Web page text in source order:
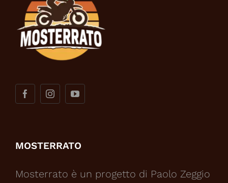
MOSTERRATO
Mosterrato è un progetto di Paolo Zeggio